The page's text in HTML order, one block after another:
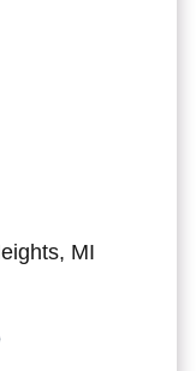
MI